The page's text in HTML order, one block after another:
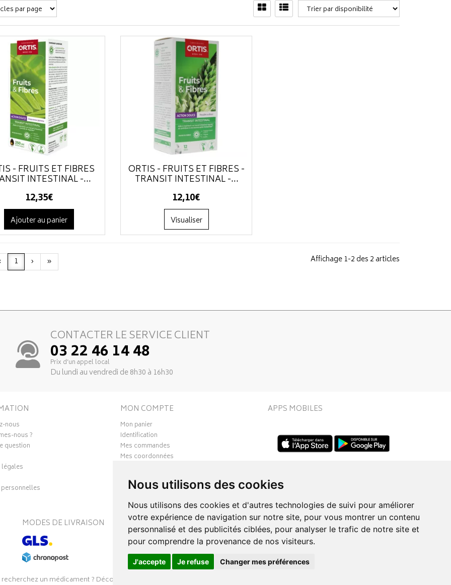
Nous utilisons des cookies
Nous utilisons des cookies et d'autres technologies de suivi pour améliorer
votre expérience de navigation sur notre site, pour vous montrer un contenu
personnalisé et des publicités ciblées, pour analyser le trafic de notre site et
pour comprendre la provenance de nos visiteurs.
J'accepte Je refuse Changer mes préférences
- FRUITS ET FIBRES
INTESTINAL -...
12,35€
Ajouter au panier
ORTIS - FRUITS ET FIBRES -
TRANSIT INTESTINAL -...
12,10€
Visualiser
1 › » Affichage 1-2 des 2 articles
CONTACTER LE SERVICE CLIENT
03 22 46 14 48
Prix d’un appel local
Du lundi au vendredi de 8h30 à 16h30
nous
nous ?
question
MON COMPTE
Mon panier
Identification
Mes commandes
Mes coordonnées
Mes favoris
Mes préférences Cookies
APPS MOBILES
MODES DE LIVRAISON SUIVEZ-NOUS SUR
un médicament ? Découvrez la pharmacie en ligne Pharmaleo.fr